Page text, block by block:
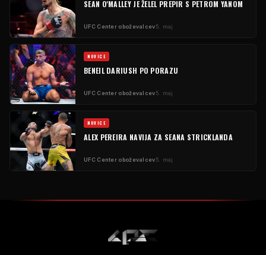
SEAN O'MALLEY JE ŽELEL PREPIR S PETROM YANOM
UFCCenter oboževalcev5. maj
NOVICE
BENEIL DARIUSH PO PORAZU
UFCCenter oboževalcev5. maj
NOVICE
ALEX PEREIRA NAVIJA ZA SEANA STRICKLANDA
UFCCenter oboževalcev5. maj